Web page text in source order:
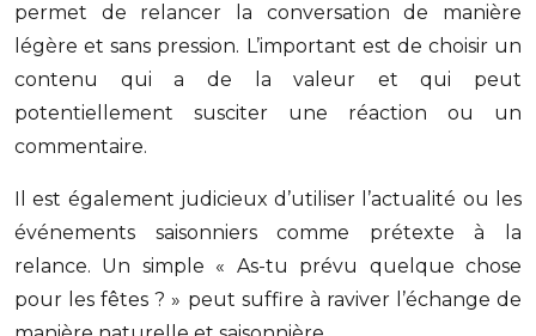
permet de relancer la conversation de manière
légère et sans pression. L’important est de choisir un
contenu qui a de la valeur et qui peut
potentiellement susciter une réaction ou un
commentaire.
Il est également judicieux d’utiliser l’actualité ou les
événements saisonniers comme prétexte à la
relance. Un simple « As-tu prévu quelque chose
pour les fêtes ? » peut suffire à raviver l’échange de